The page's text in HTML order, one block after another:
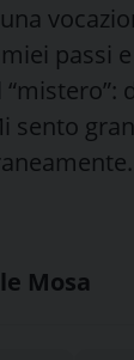
passi
sento
Mosa